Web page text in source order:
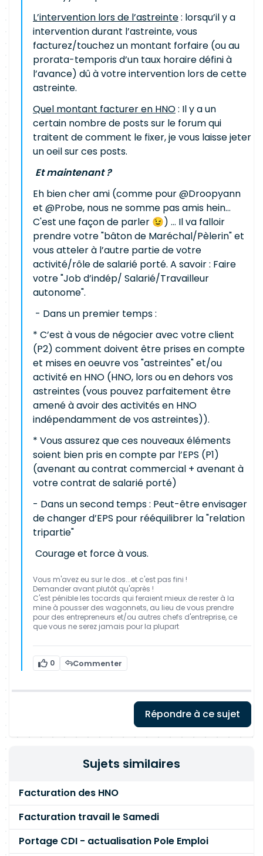
L’intervention lors de l’astreinte: lorsqu’il y a
intervention durant l’astreinte, vous
facturez/touchez un montant forfaire (ou au
prorata-temporis d’un taux horaire défini à
l’avance) dû à votre intervention lors de cette
astreinte.
Quel montant facturer en HNO: Il y a un
certain nombre de posts sur le forum qui
traitent de comment le fixer, je vous laisse jeter
un oeil sur ces posts.
Et maintenant ?
Eh bien cher ami (comme pour @Droopyann
et @Probe, nous ne somme pas amis hein…
C'est une façon de parler 😉) … Il va falloir
prendre votre "bâton de Maréchal/Pèlerin" et
vous atteler à l’autre partie de votre
activité/rôle de salarié porté. A savoir : Faire
votre "Job d’indép/ Salarié/Travailleur
autonome".
- Dans un premier temps :
* C’est à vous de négocier avec votre client
(P2) comment doivent être prises en compte
et mises en oeuvre vos "astreintes" et/ou
activité en HNO (HNO, lors ou en dehors vos
astreintes (vous pouvez parfaitement être
amené à avoir des activités en HNO
indépendamment de vos astreintes)).
* Vous assurez que ces nouveaux éléments
soient bien pris en compte par l’EPS (P1)
(avenant au contrat commercial + avenant à
votre contrat de salarié porté)
- Dans un second temps : Peut-être envisager
de changer d’EPS pour rééquilibrer la "relation
tripartie"
Courage et force à vous.
Vous m'avez eu sur le dos...et c'est pas fini !
Demander avant plutôt qu'après !
C'est pénible les tocards qui feraient mieux de rester à la
mine à pousser des wagonnets, au lieu de vous prendre
pour des entrepreneurs et/ou autres chefs d'entreprise, ce
que vous ne serez jamais pour la plupart
0 Commenter
Répondre à ce sujet
Sujets similaires
Facturation des HNO
Facturation travail le Samedi
Portage CDI - actualisation Pole Emploi